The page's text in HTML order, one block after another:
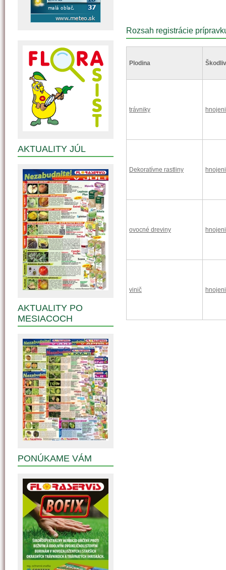
Rozsah registrácie
Plodina
trávniky
Dekoratívne rastliny
ovocné dreviny
vinič
AKTUALITY JÚL
AKTUALITY PO
MESIACOCH
PONÚKAME VÁM